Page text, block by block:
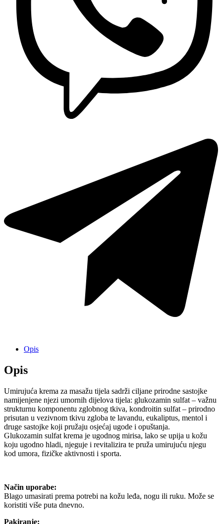
Opis
Opis
Umirujuća krema za masažu tijela sadrži ciljane prirodne sastojke
namijenjene njezi umornih dijelova tijela: glukozamin sulfat – važnu
strukturnu komponentu zglobnog tkiva, kondroitin sulfat – prirodno
prisutan u vezivnom tkivu zgloba te lavandu, eukaliptus, mentol i
druge sastojke koji pružaju osjećaj ugode i opuštanja.
Glukozamin sulfat krema je ugodnog mirisa, lako se upija u kožu
koju ugodno hladi, njeguje i revitalizira te pruža umirujuću njegu
kod umora, fizičke aktivnosti i sporta.
Način uporabe:
Blago umasirati prema potrebi na kožu leđa, nogu ili ruku. Može se
koristiti više puta dnevno.
Pakiranje: